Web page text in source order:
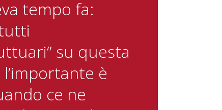
tempo fa:
su questa
è
ce ne